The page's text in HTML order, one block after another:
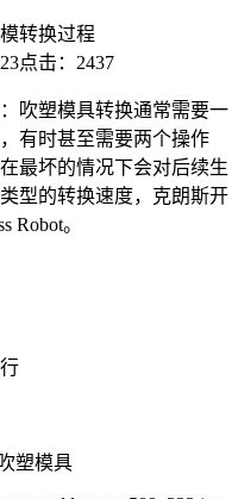
转换过程
点击：2437
吹塑模具转换通常需要一
有时甚至需要两个操作
最坏的情况下会对后续生
型的转换速度，克朗斯开
Robot。
塑模具